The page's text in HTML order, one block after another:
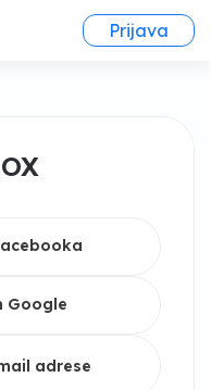
Prijava
Google
adrese